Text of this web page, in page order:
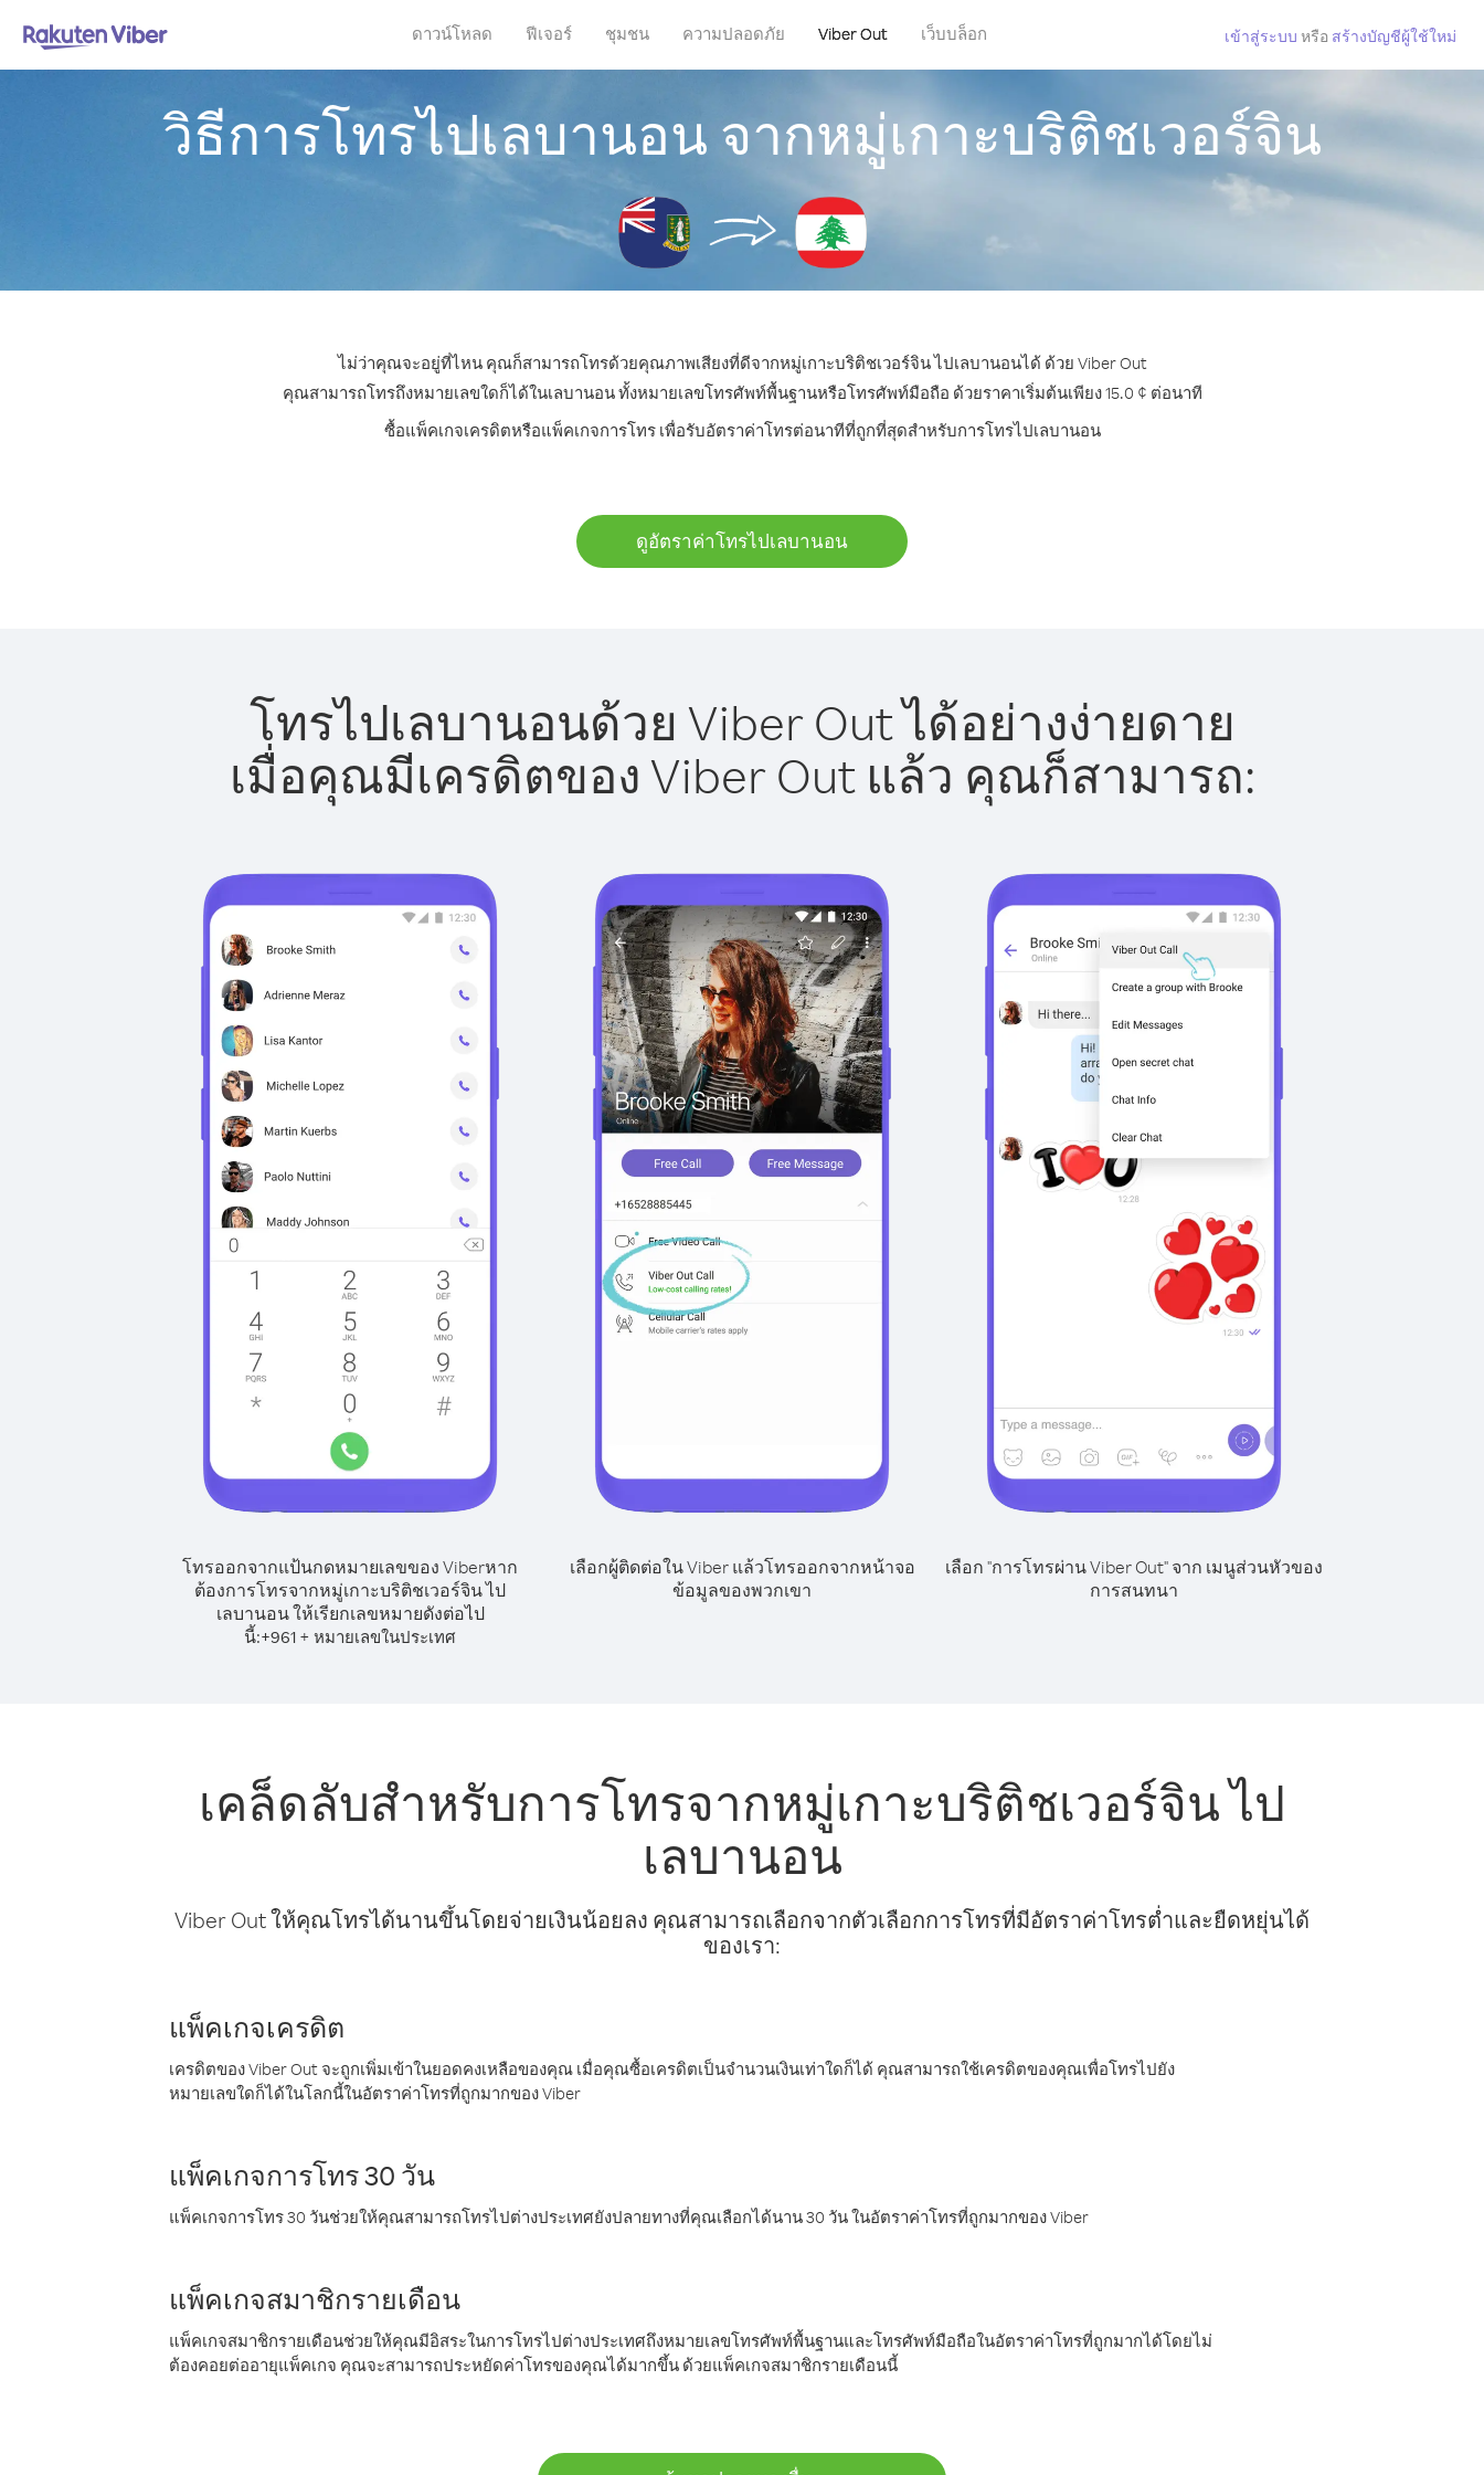
ดาวน์โหลด ฟีเจอร์ ชุมชน ความปลอดภัย Viber Out เว็บบล็อก เข้าสู่ระบบ หรือ สร้างบัญชีผู้ใช้ใหม่
วิธีการโทรไปเลบานอน จากหมู่เกาะบริติชเวอร์จิน
ไม่ว่าคุณจะอยู่ที่ไหน คุณก็สามารถโทรด้วยคุณภาพเสียงที่ดีจากหมู่เกาะบริติชเวอร์จิน ไปเลบานอนได้ ด้วย Viber Out
คุณสามารถโทรถึงหมายเลขใดก็ได้ในเลบานอน ทั้งหมายเลขโทรศัพท์พื้นฐานหรือโทรศัพท์มือถือ ด้วยราคาเริ่มต้นเพียง 15.0 ¢ ต่อนาที
ซื้อแพ็คเกจเครดิตหรือแพ็คเกจการโทร เพื่อรับอัตราค่าโทรต่อนาทีที่ถูกที่สุดสำหรับการโทรไปเลบานอน
ดูอัตราค่าโทรไปเลบานอน
โทรไปเลบานอนด้วย Viber Out ได้อย่างง่ายดาย
เมื่อคุณมีเครดิตของ Viber Out แล้ว คุณก็สามารถ:
โทรออกจากแป้นกดหมายเลขของ Viberหาก
ต้องการโทรจากหมู่เกาะบริติชเวอร์จิน ไป
เลบานอน ให้เรียกเลขหมายดังต่อไป
นี้:+961 + หมายเลขในประเทศ
เลือกผู้ติดต่อใน Viber แล้วโทรออกจากหน้าจอ
ข้อมูลของพวกเขา
เลือก "การโทรผ่าน Viber Out" จาก เมนูส่วนหัวของ
การสนทนา
เคล็ดลับสำหรับการโทรจากหมู่เกาะบริติชเวอร์จิน ไป
เลบานอน
Viber Out ให้คุณโทรได้นานขึ้นโดยจ่ายเงินน้อยลง คุณสามารถเลือกจากตัวเลือกการโทรที่มีอัตราค่าโทรต่ำและยืดหยุ่นได้
ของเรา:
แพ็คเกจเครดิต
เครดิตของ Viber Out จะถูกเพิ่มเข้าในยอดคงเหลือของคุณ เมื่อคุณซื้อเครดิตเป็นจำนวนเงินเท่าใดก็ได้ คุณสามารถใช้เครดิตของคุณเพื่อโทรไปยัง
หมายเลขใดก็ได้ในโลกนี้ในอัตราค่าโทรที่ถูกมากของ Viber
แพ็คเกจการโทร 30 วัน
แพ็คเกจการโทร 30 วันช่วยให้คุณสามารถโทรไปต่างประเทศยังปลายทางที่คุณเลือกได้นาน 30 วัน ในอัตราค่าโทรที่ถูกมากของ Viber
แพ็คเกจสมาชิกรายเดือน
แพ็คเกจสมาชิกรายเดือนช่วยให้คุณมีอิสระในการโทรไปต่างประเทศถึงหมายเลขโทรศัพท์พื้นฐานและโทรศัพท์มือถือในอัตราค่าโทรที่ถูกมากได้โดยไม่
ต้องคอยต่ออายุแพ็คเกจ คุณจะสามารถประหยัดค่าโทรของคุณได้มากขึ้น ด้วยแพ็คเกจสมาชิกรายเดือนนี้